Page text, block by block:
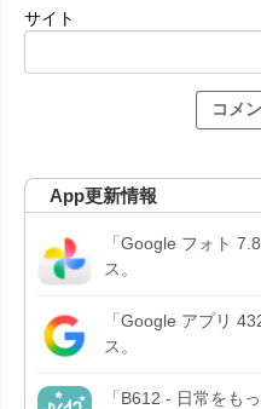
サイト
App更新情報
「Google フォト
ス。
「Google アプリ
ス。
「B612 - 日常をも